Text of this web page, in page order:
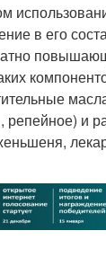
в его
репейное) и